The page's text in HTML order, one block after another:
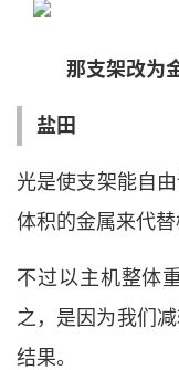
那支架改为
盐田
光是使支架能自
体积的金属来代
不过以主机整体
之 ， 是因为我们
结果。